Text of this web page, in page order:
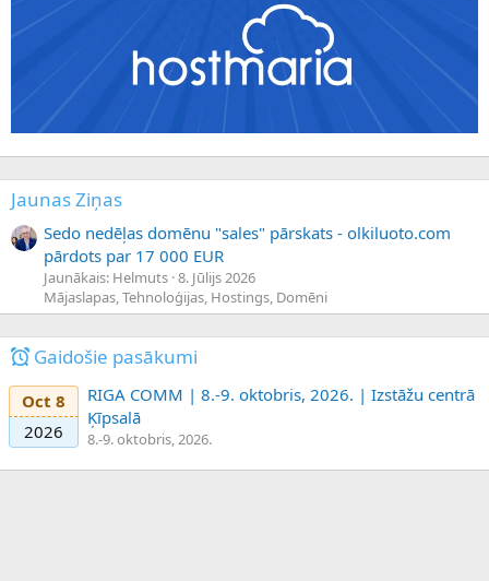
Jaunas Ziņas
Sedo nedēļas domēnu "sales" pārskats - olkiluoto.com
pārdots par 17 000 EUR
Jaunākais: Helmuts 8. Jūlijs 2026
Mājaslapas, Tehnoloģijas, Hostings, Domēni
Gaidošie pasākumi
Oct 8
2026
RIGA COMM | 8.-9. oktobris, 2026. | Izstāžu centrā
Ķīpsalā
8.-9. oktobris, 2026.